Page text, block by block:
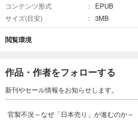
コンテンツ形式
EPUB
サイズ(目安)
3MB
閲覧環境
作品・作者をフォローする
新刊やセール情報をお知らせします。
官製不況～なぜ「日本売り」が進むのか～